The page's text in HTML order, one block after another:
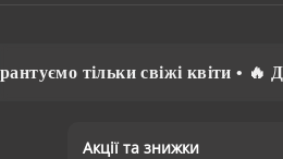
свіжі квіти • 🔥
Акції та знижки